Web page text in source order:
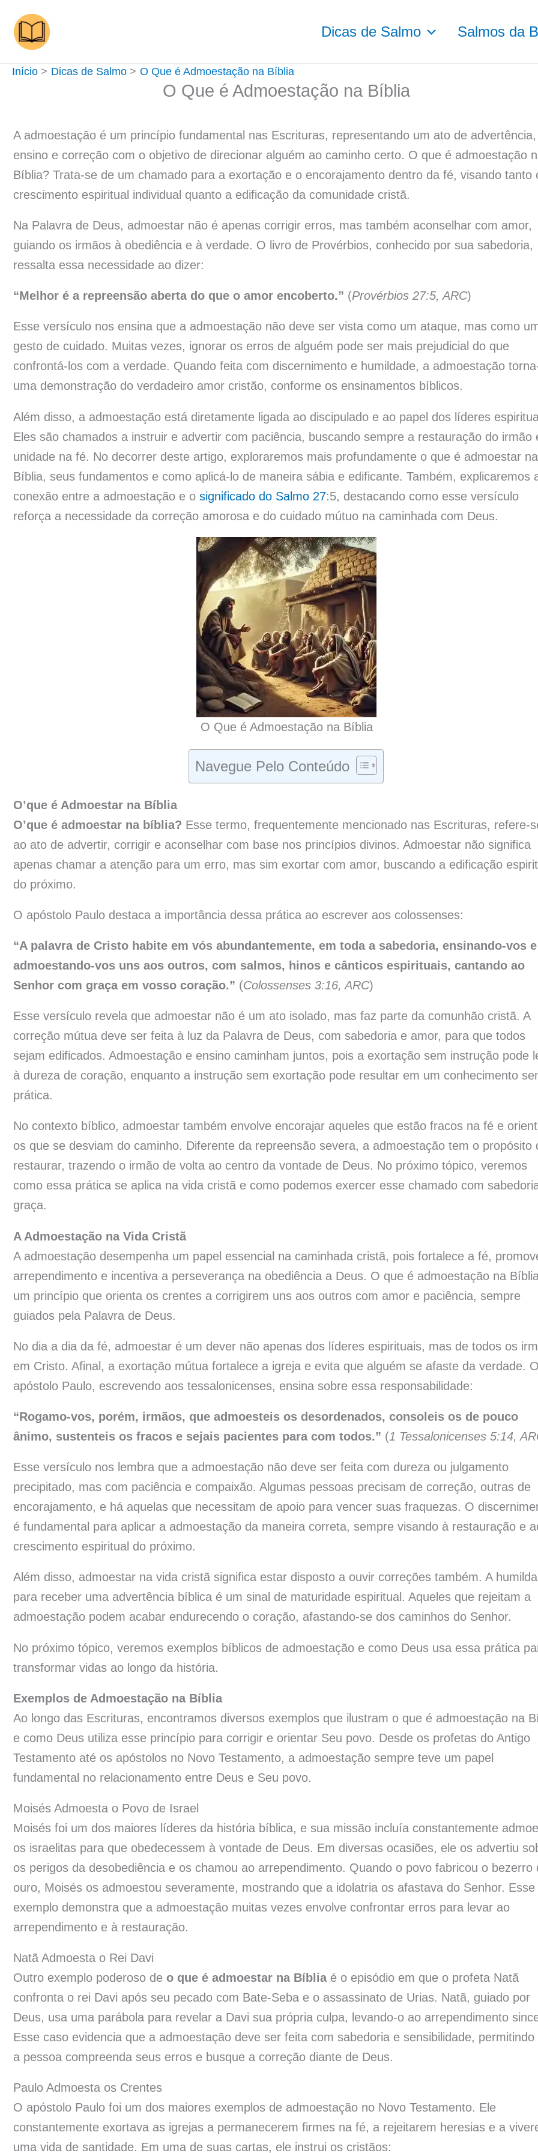
para
conteúdo
Dicas de Salmo Salmos da
Início Dicas de Salmo O Que é Admoestação na Bíblia
O Que é Admoestação na Bíblia
A admoestação é um princípio fundamental nas Escrituras, representando um ato de advertência,
ensino e correção com o objetivo de direcionar alguém ao caminho certo. O que é admoestação
Bíblia? Trata-se de um chamado para a exortação e o encorajamento dentro da fé, visando tanto
crescimento espiritual individual quanto a edificação da comunidade cristã.
Na Palavra de Deus, admoestar não é apenas corrigir erros, mas também aconselhar com amor,
guiando os irmãos à obediência e à verdade. O livro de Provérbios, conhecido por sua sabedoria,
ressalta essa necessidade ao dizer:
“Melhor é a repreensão aberta do que o amor encoberto.” (Provérbios 27:5, ARC)
Esse versículo nos ensina que a admoestação não deve ser vista como um ataque, mas como
gesto de cuidado. Muitas vezes, ignorar os erros de alguém pode ser mais prejudicial do que
confrontá-los com a verdade. Quando feita com discernimento e humildade, a admoestação
uma demonstração do verdadeiro amor cristão, conforme os ensinamentos bíblicos.
Além disso, a admoestação está diretamente ligada ao discipulado e ao papel dos líderes
Eles são chamados a instruir e advertir com paciência, buscando sempre a restauração do irmão
unidade na fé. No decorrer deste artigo, exploraremos mais profundamente o que é admoestar na
Bíblia, seus fundamentos e como aplicá-lo de maneira sábia e edificante. Também, explicaremos
conexão entre a admoestação e o significado do Salmo 27:5, destacando como esse versículo
reforça a necessidade da correção amorosa e do cuidado mútuo na caminhada com Deus.
O Que é Admoestação na Bíblia
Navegue Pelo Conteúdo
O’que é Admoestar na Bíblia
O’que é admoestar na bíblia? Esse termo, frequentemente mencionado nas Escrituras, refere-
ao ato de advertir, corrigir e aconselhar com base nos princípios divinos. Admoestar não significa
apenas chamar a atenção para um erro, mas sim exortar com amor, buscando a edificação
do próximo.
O apóstolo Paulo destaca a importância dessa prática ao escrever aos colossenses:
“A palavra de Cristo habite em vós abundantemente, em toda a sabedoria, ensinando-vos e
admoestando-vos uns aos outros, com salmos, hinos e cânticos espirituais, cantando ao
Senhor com graça em vosso coração.” (Colossenses 3:16, ARC)
Esse versículo revela que admoestar não é um ato isolado, mas faz parte da comunhão cristã. A
correção mútua deve ser feita à luz da Palavra de Deus, com sabedoria e amor, para que todos
sejam edificados. Admoestação e ensino caminham juntos, pois a exortação sem instrução pode
à dureza de coração, enquanto a instrução sem exortação pode resultar em um conhecimento
prática.
No contexto bíblico, admoestar também envolve encorajar aqueles que estão fracos na fé e
os que se desviam do caminho. Diferente da repreensão severa, a admoestação tem o propósito
restaurar, trazendo o irmão de volta ao centro da vontade de Deus. No próximo tópico, veremos
como essa prática se aplica na vida cristã e como podemos exercer esse chamado com
graça.
A Admoestação na Vida Cristã
A admoestação desempenha um papel essencial na caminhada cristã, pois fortalece a fé,
arrependimento e incentiva a perseverança na obediência a Deus. O que é admoestação na
um princípio que orienta os crentes a corrigirem uns aos outros com amor e paciência, sempre
guiados pela Palavra de Deus.
No dia a dia da fé, admoestar é um dever não apenas dos líderes espirituais, mas de todos os
em Cristo. Afinal, a exortação mútua fortalece a igreja e evita que alguém se afaste da verdade. O
apóstolo Paulo, escrevendo aos tessalonicenses, ensina sobre essa responsabilidade:
“Rogamo-vos, porém, irmãos, que admoesteis os desordenados, consoleis os de pouco
ânimo, sustenteis os fracos e sejais pacientes para com todos.” (1 Tessalonicenses 5:14,
Esse versículo nos lembra que a admoestação não deve ser feita com dureza ou julgamento
precipitado, mas com paciência e compaixão. Algumas pessoas precisam de correção, outras de
encorajamento, e há aquelas que necessitam de apoio para vencer suas fraquezas. O
é fundamental para aplicar a admoestação da maneira correta, sempre visando à restauração e
crescimento espiritual do próximo.
Além disso, admoestar na vida cristã significa estar disposto a ouvir correções também. A
para receber uma advertência bíblica é um sinal de maturidade espiritual. Aqueles que rejeitam a
admoestação podem acabar endurecendo o coração, afastando-se dos caminhos do Senhor.
No próximo tópico, veremos exemplos bíblicos de admoestação e como Deus usa essa prática
transformar vidas ao longo da história.
Exemplos de Admoestação na Bíblia
Ao longo das Escrituras, encontramos diversos exemplos que ilustram o que é admoestação na
e como Deus utiliza esse princípio para corrigir e orientar Seu povo. Desde os profetas do Antigo
Testamento até os apóstolos no Novo Testamento, a admoestação sempre teve um papel
fundamental no relacionamento entre Deus e Seu povo.
Moisés Admoesta o Povo de Israel
Moisés foi um dos maiores líderes da história bíblica, e sua missão incluía constantemente
os israelitas para que obedecessem à vontade de Deus. Em diversas ocasiões, ele os advertiu
os perigos da desobediência e os chamou ao arrependimento. Quando o povo fabricou o bezerro
ouro, Moisés os admoestou severamente, mostrando que a idolatria os afastava do Senhor. Esse
exemplo demonstra que a admoestação muitas vezes envolve confrontar erros para levar ao
arrependimento e à restauração.
Natã Admoesta o Rei Davi
Outro exemplo poderoso de o que é admoestar na Bíbliaé o episódio em que o profeta Natã
confronta o rei Davi após seu pecado com Bate-Seba e o assassinato de Urias. Natã, guiado por
Deus, usa uma parábola para revelar a Davi sua própria culpa, levando-o ao arrependimento
Esse caso evidencia que a admoestação deve ser feita com sabedoria e sensibilidade, permitindo
a pessoa compreenda seus erros e busque a correção diante de Deus.
Paulo Admoesta os Crentes
O apóstolo Paulo foi um dos maiores exemplos de admoestação no Novo Testamento. Ele
constantemente exortava as igrejas a permanecerem firmes na fé, a rejeitarem heresias e a
uma vida de santidade. Em uma de suas cartas, ele instrui os cristãos: